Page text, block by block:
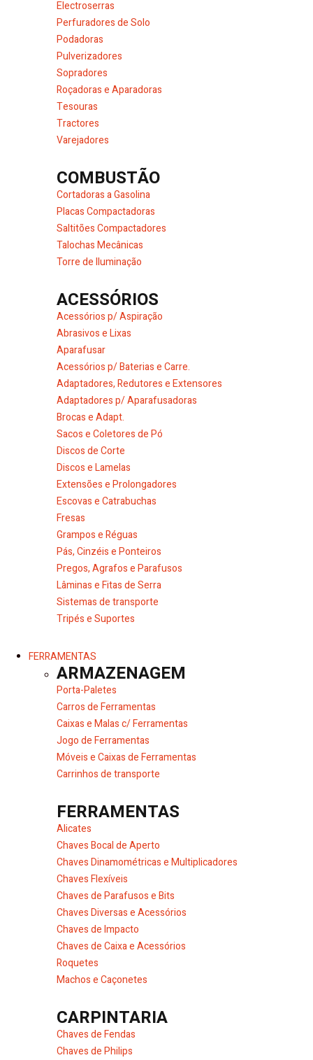
Electroserras
Perfuradores de Solo
Podadoras
Pulverizadores
Sopradores
Roçadoras e Aparadoras
Tesouras
Tractores
Varejadores
COMBUSTÃO
Cortadoras a Gasolina
Placas Compactadoras
Saltitões Compactadores
Talochas Mecânicas
Torre de Iluminação
ACESSÓRIOS
Acessórios p/ Aspiração
Abrasivos e Lixas
Aparafusar
Acessórios p/ Baterias e Carre.
Adaptadores, Redutores e Extensores
Adaptadores p/ Aparafusadoras
Brocas e Adapt.
Sacos e Coletores de Pó
Discos de Corte
Discos e Lamelas
Extensões e Prolongadores
Escovas e Catrabuchas
Fresas
Grampos e Réguas
Pás, Cinzéis e Ponteiros
Pregos, Agrafos e Parafusos
Lâminas e Fitas de Serra
Sistemas de transporte
Tripés e Suportes
FERRAMENTAS
ARMAZENAGEM
Porta-Paletes
Carros de Ferramentas
Caixas e Malas c/ Ferramentas
Jogo de Ferramentas
Móveis e Caixas de Ferramentas
Carrinhos de transporte
FERRAMENTAS
Alicates
Chaves Bocal de Aperto
Chaves Dinamométricas e Multiplicadores
Chaves Flexíveis
Chaves de Parafusos e Bits
Chaves Diversas e Acessórios
Chaves de Impacto
Chaves de Caixa e Acessórios
Roquetes
Machos e Caçonetes
CARPINTARIA
Chaves de Fendas
Chaves de Philips